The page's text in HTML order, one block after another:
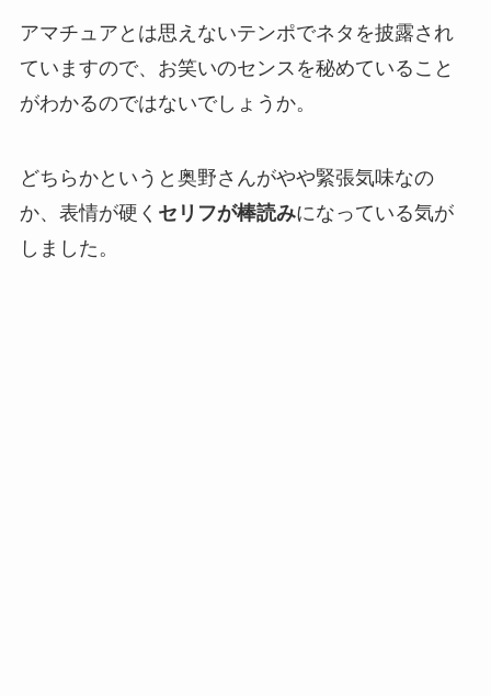
アマチュアとは思えないテンポでネタを披露され
ていますので、お笑いのセンスを秘めていること
がわかるのではないでしょうか。
どちらかというと奥野さんがやや緊張気味なの
か、表情が硬く セリフが棒読みになっている気が
しました。